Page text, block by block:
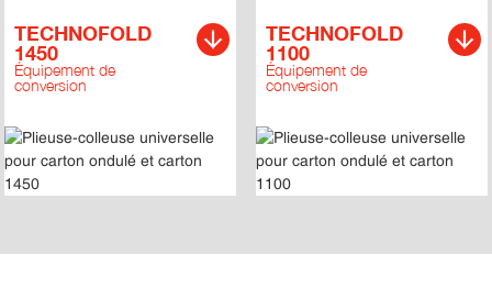
TECHNOFOLD
1450
Équipement de
conversion
TECHNOFOLD
1100
Équipement de
conversion